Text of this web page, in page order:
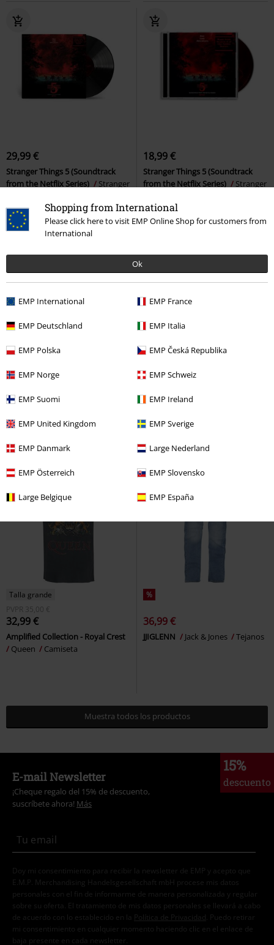
Shopping from International
Please click here to visit EMP Online Shop for customers from
International
Ok
EMP International EMP France
EMP Deutschland EMP Italia
EMP Polska EMP Česká Republika
EMP Norge EMP Schweiz
EMP Suomi EMP Ireland
EMP United Kingdom EMP Sverige
EMP Danmark Large Nederland
EMP Österreich EMP Slovensko
Large Belgique EMP España
29,99 €
Stranger Things 5 (Soundtrack
from the Netflix Series)
Stranger
18,99 €
Stranger Things 5 (Soundtrack
from the Netflix Series)
Stranger
Stranger Things 5 (Soundtrack
Things
LP
Coloreado, Edición
Bandana 3-Pack
Talla grande
PVPR 35,00 €
32,99 €
Amplified Collection - Royal Crest
Queen
Camiseta
%
36,99 €
JJIGLENN Jack & Jones Tejanos
Muestra todos los productos
15%
descuento
E-mail Newsletter
¡Cheque regalo del 15% de descuento,
suscríbete ahora! Más
Doy mi consentimiento para recibir la newsletter de EMP y acepto que
E.M.P. Merchandising Handelsgesellschaft mbH procese mis datos
personales con el fin de informarme de manera personalizada y regular
sobre su oferta. El tratamiento de mis datos personales se llevará a cabo
de acuerdo con lo establecido en la
Política de Privacidad . Puedo retirar
mi consentimiento en cualquier momento haciendo clic en el enlace de
baja presente en cada newsletter.